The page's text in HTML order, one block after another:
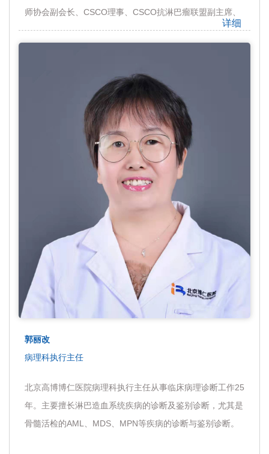
师协会副会长、CSCO理事、CSCO抗淋巴瘤联盟副主席、
CSCO智慧医疗专家委员会委员、《白血病·淋巴瘤》杂志
科大学临床检验中心特聘专家。现任近年来致力于血液病理
诊断模式的国际化，积极沟通，统一认识，引导血液肿瘤相
关检测技术的结果共享，强化技术环节的质控，推动血液肿
瘤诊断与国际接轨，为临床及时提供准确的诊断报告。
详细
郭丽改
病理科执行主任
北京高博博仁医院病理科执行主任从事临床病理诊断工作25
年。主要擅长淋巴造血系统疾病的诊断及鉴别诊断，尤其是
骨髓活检的AML、MDS、MPN等疾病的诊断与鉴别诊断。